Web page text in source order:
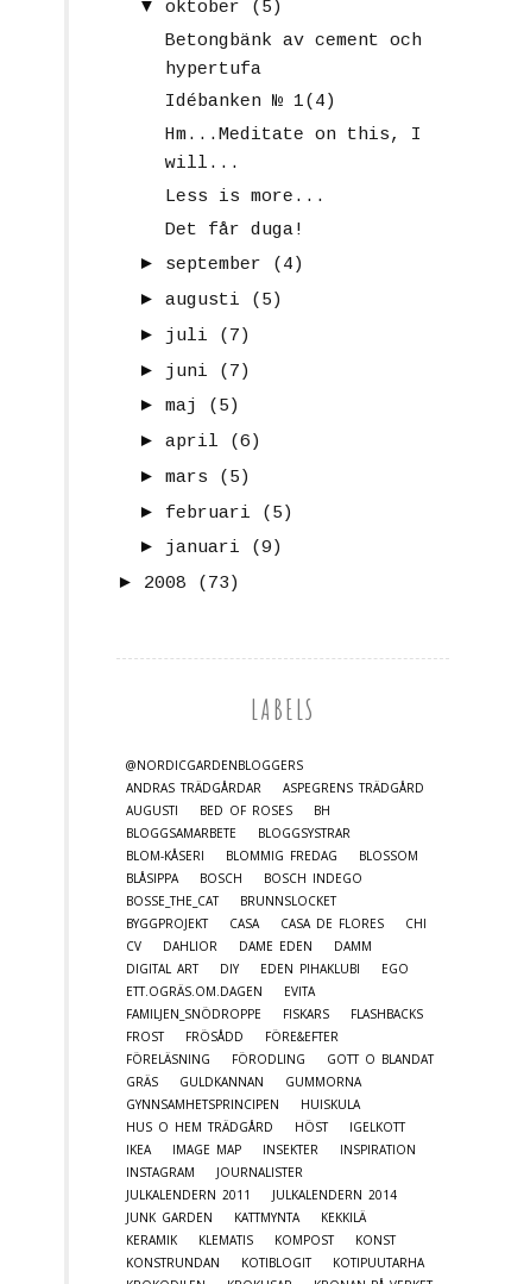
▼
oktober
(5)
Betongbänk av cement och
hypertufa
Idébanken № 1(4)
Hm...Meditate on this, I
will...
Less is more...
Det får duga!
► september
(4)
► augusti
(5)
► juli
(7)
► juni
(7)
► maj
(5)
► april
(6)
► mars
(5)
► februari
(5)
► januari
(9)
► 2008 (73)
LABELS
@NORDICGARDENBLOGGERS
ANDRAS TRÄDGÅRDAR
ASPEGRENS TRÄDGÅRD
AUGUSTI
BED OF ROSES
BH
BLOGGSAMARBETE
BLOGGSYSTRAR
BLOM-KÅSERI
BLOMMIG FREDAG
BLOSSOM
BLÅSIPPA
BOSCH
BOSCH INDEGO
BOSSE_THE_CAT
BRUNNSLOCKET
BYGGPROJEKT
CASA CASA DE FLORES
CHI
CV
DAHLIOR DAME EDEN
DAMM
DIGITAL ART
DIY EDEN PIHAKLUBI
EGO
ETT.OGRÄS.OM.DAGEN
EVITA
FAMILJEN_SNÖDROPPE
FISKARS
FLASHBACKS
FROST
FRÖSÅDD
FÖRE&EFTER
FÖRELÄSNING
FÖRODLING
GOTT O BLANDAT
GRÄS
GULDKANNAN
GUMMORNA
GYNNSAMHETSPRINCIPEN
HUISKULA
HUS O HEM TRÄDGÅRD
HÖST
IGELKOTT
IKEA
IMAGE MAP INSEKTER
INSPIRATION
INSTAGRAM
JOURNALISTER
JULKALENDERN 2011
JULKALENDERN 2014
JUNK GARDEN
KATTMYNTA
KEKKILÄ
KERAMIK
KLEMATIS KOMPOST
KONST
KONSTRUNDAN
KOTIBLOGIT
KOTIPUUTARHA